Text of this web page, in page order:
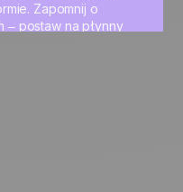
Zapomnij o
– postaw na płynny